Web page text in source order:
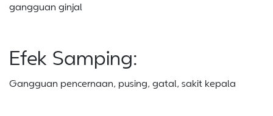
gangguan ginjal
Efek Samping:
Gangguan pencernaan, pusing, gatal, sakit kepala